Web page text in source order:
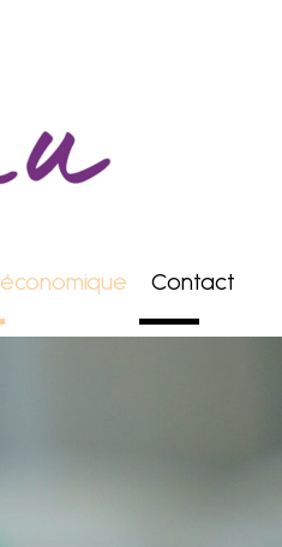
économique Contact